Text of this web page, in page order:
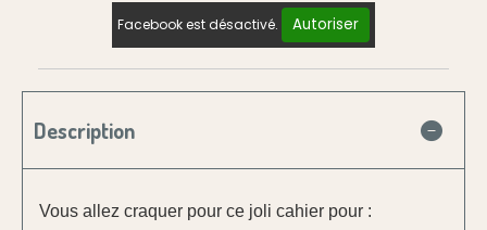
Facebook est désactivé. Autoriser
Description
Vous allez craquer pour ce joli cahier pour :